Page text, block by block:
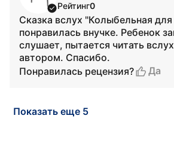
Рейтинг0
Сказка вслух "Колыбельная
понравилась внучке. Ребенок
слушает, пытается читать
автором. Спасибо.
Понравилась рецензия?
Да
Показать еще 5